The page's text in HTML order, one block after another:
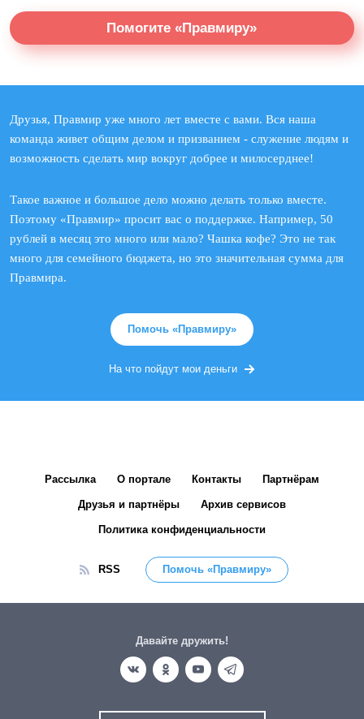
Помогите «Правмиру»
Друзья, Правмир уже много лет вместе с вами. Вся наша
команда живет общим делом и призванием - служение людям и
возможность сделать мир вокруг добрее и милосерднее!
Такое важное и большое дело можно делать только вместе.
Поэтому «Правмир» просит вас о поддержке. Например, 50
рублей в месяц это много или мало? Чашка кофе? Это не так
много для семейного бюджета, но это значительная сумма для
Правмира.
Помочь «Правмиру»
На что пойдут мои деньги
Рассылка О портале Контакты Партнёрам
Друзья и партнёры Архив сервисов
Политика конфиденциальности
RSS Помочь «Правмиру»
Давайте дружить!